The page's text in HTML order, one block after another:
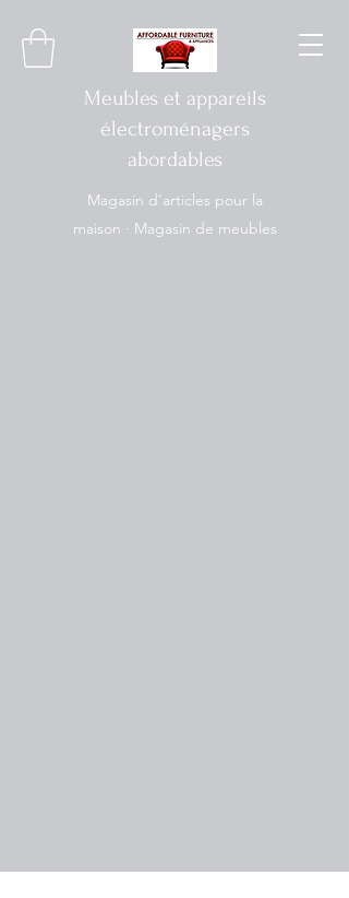
Meubles et appareils
électroménagers
abordables
Magasin d'articles pour la
maison · Magasin de meubles